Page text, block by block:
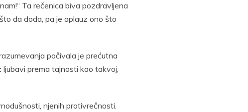
Ta rečenica biva pozdravljena
da doda, pa je aplauz ono što
počivala je prećutna
prema tajnosti kao takvoj,
njenih protivrečnosti.